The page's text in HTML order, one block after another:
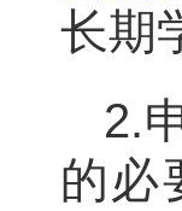
长期
2.
的必